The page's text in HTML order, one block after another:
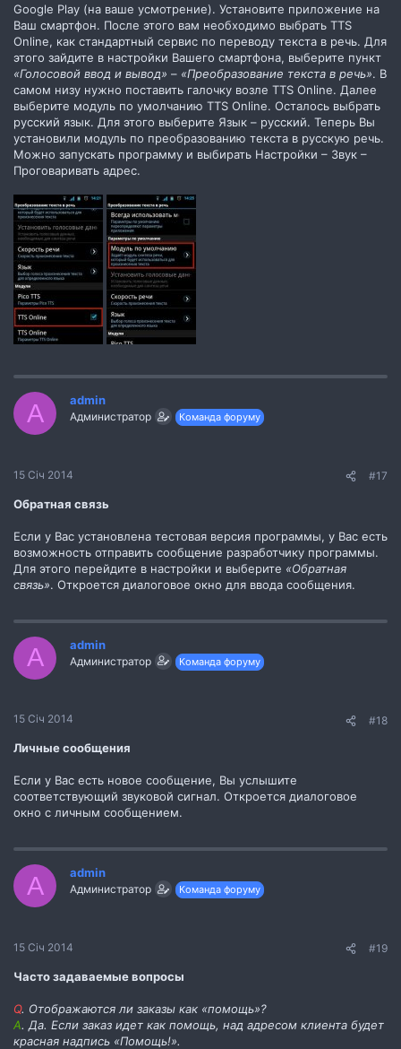
Google Play (на ваше усмотрение). Установите приложение на
Ваш смартфон. После этого вам необходимо выбрать TTS
Online, как стандартный сервис по переводу текста в речь. Для
этого зайдите в настройки Вашего смартфона, выберите пункт
«Голосовой ввод и вывод» – «Преобразование текста в речь». В
самом низу нужно поставить галочку возле TTS Online. Далее
выберите модуль по умолчанию TTS Online. Осталось выбрать
русский язык. Для этого выберите Язык – русский. Теперь Вы
установили модуль по преобразованию текста в русскую речь.
Можно запускать программу и выбирать Настройки – Звук –
Проговаривать адрес.
A admin
Администратор Команда форуму
15 Січ 2014 #17
Обратная связь
Если у Вас установлена тестовая версия программы, у Вас есть
возможность отправить сообщение разработчику программы.
Для этого перейдите в настройки и выберите «Обратная
связь». Откроется диалоговое окно для ввода сообщения.
A admin
Администратор Команда форуму
15 Січ 2014 #18
Личные сообщения
Если у Вас есть новое сообщение, Вы услышите
соответствующий звуковой сигнал. Откроется диалоговое
окно с личным сообщением.
A admin
Администратор Команда форуму
15 Січ 2014 #19
Часто задаваемые вопросы
Q. Отображаются ли заказы как «помощь»?
А. Да. Если заказ идет как помощь, над адресом клиента будет
красная надпись «Помощь!».